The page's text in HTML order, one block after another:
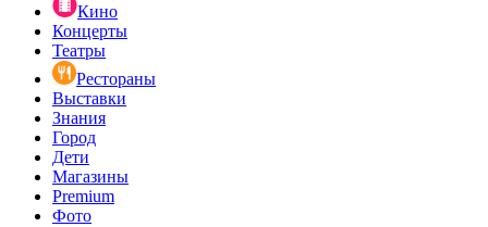
Кино
Концерты
Театры
Рестораны
Выставки
Знания
Город
Дети
Магазины
Premium
Фото